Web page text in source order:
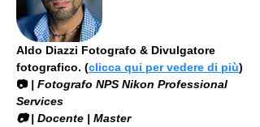
Aldo Diazzi Fotografo & Divulgatore
fotografico. (clicca qui per vedere di più)
📷 | Fotografo NPS Nikon Professional
Services
​📷 | Docente | Master